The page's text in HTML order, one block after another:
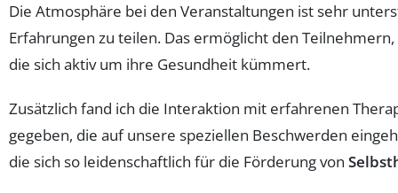
Die Atmosphäre bei den Veranstaltungen ist sehr
Erfahrungen zu teilen. Das ermöglicht den
die sich aktiv um ihre Gesundheit kümmert.
Zusätzlich fand ich die Interaktion mit erfahrenen
gegeben, die auf unsere speziellen Beschwerden
die sich so leidenschaftlich für die Förderung von